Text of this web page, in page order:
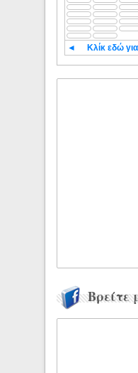
◄ Κλίκ εδώ
Βρείτε